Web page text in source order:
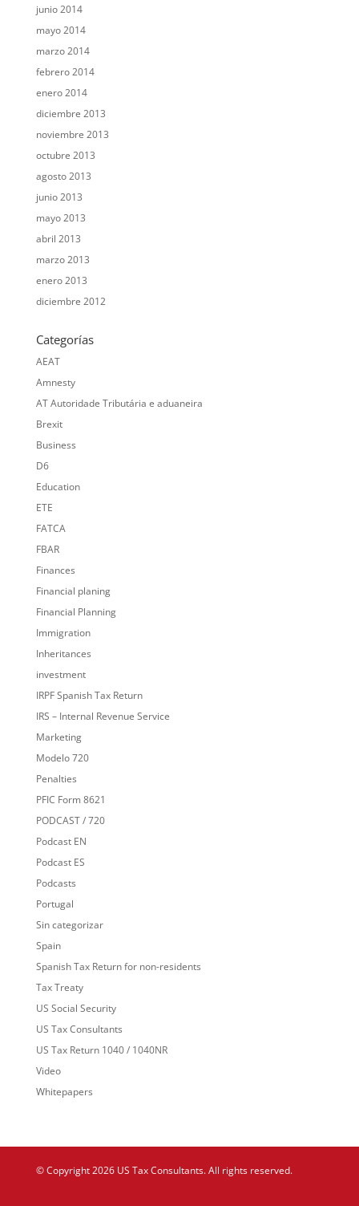
junio 2014
mayo 2014
marzo 2014
febrero 2014
enero 2014
diciembre 2013
noviembre 2013
octubre 2013
agosto 2013
junio 2013
mayo 2013
abril 2013
marzo 2013
enero 2013
diciembre 2012
Categorías
AEAT
Amnesty
AT Autoridade Tributária e aduaneira
Brexit
Business
D6
Education
ETE
FATCA
FBAR
Finances
Financial planing
Financial Planning
Immigration
Inheritances
investment
IRPF Spanish Tax Return
IRS – Internal Revenue Service
Marketing
Modelo 720
Penalties
PFIC Form 8621
PODCAST / 720
Podcast EN
Podcast ES
Podcasts
Portugal
Sin categorizar
Spain
Spanish Tax Return for non-residents
Tax Treaty
US Social Security
US Tax Consultants
US Tax Return 1040 / 1040NR
Video
Whitepapers
© Copyright 2026 US Tax Consultants. All rights reserved.